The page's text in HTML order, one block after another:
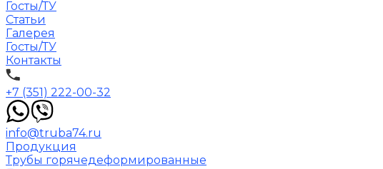
Госты/ТУ
Статьи
Галерея
Госты/ТУ
Контакты
+7 (351) 222-00-32
info@truba74.ru
Продукция
Трубы горячедеформированные